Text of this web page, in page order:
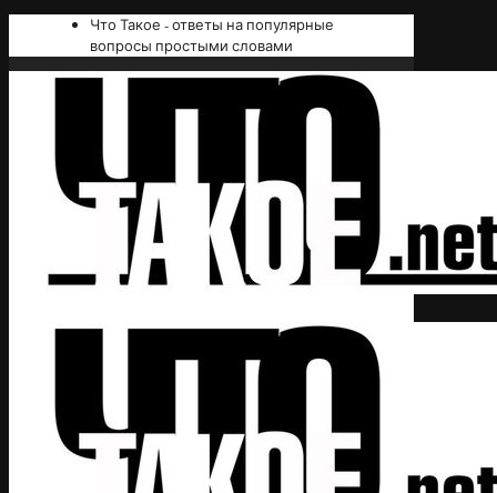
Что Такое - ответы на популярные
вопросы простыми словами